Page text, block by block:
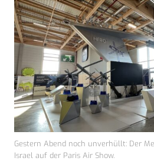
Gestern Abend noch unverhüllt: Der
Israel auf der Paris Air Show.